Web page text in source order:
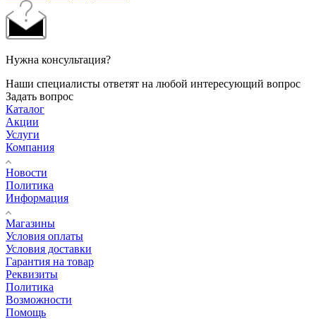
Нужна консультация?
Наши специалисты ответят на любой интересующий вопрос
Задать вопрос
Каталог
Акции
Услуги
Компания
Новости
Политика
Информация
Магазины
Условия оплаты
Условия доставки
Гарантия на товар
Реквизиты
Политика
Возможности
Помощь